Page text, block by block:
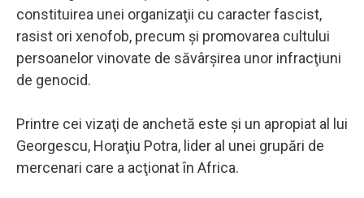
constituirea unei organizaţii cu caracter fascist,
rasist ori xenofob, precum şi promovarea cultului
persoanelor vinovate de săvârşirea unor infracţiuni
de genocid.
Printre cei vizaţi de anchetă este şi un apropiat al lui
Georgescu, Horaţiu Potra, lider al unei grupări de
mercenari care a acţionat în Africa.